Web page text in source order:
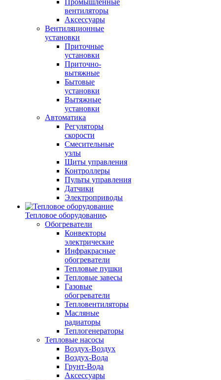
Промышленные
вентиляторы
Аксессуары
Вентиляционные
установки
Приточные
установки
Приточно-
вытяжные
Бытовые
установки
Вытяжные
установки
Автоматика
Регуляторы
скорости
Смесительные
узлы
Щиты управления
Контроллеры
Пульты управления
Датчики
Электроприводы
Тепловое оборудование
Обогреватели
Конвекторы
электрические
Инфракрасные
обогреватели
Тепловые пушки
Тепловые завесы
Газовые
обогреватели
Тепловентиляторы
Масляные
радиаторы
Теплогенераторы
Тепловые насосы
Воздух-Воздух
Воздух-Вода
Грунт-Вода
Аксессуары